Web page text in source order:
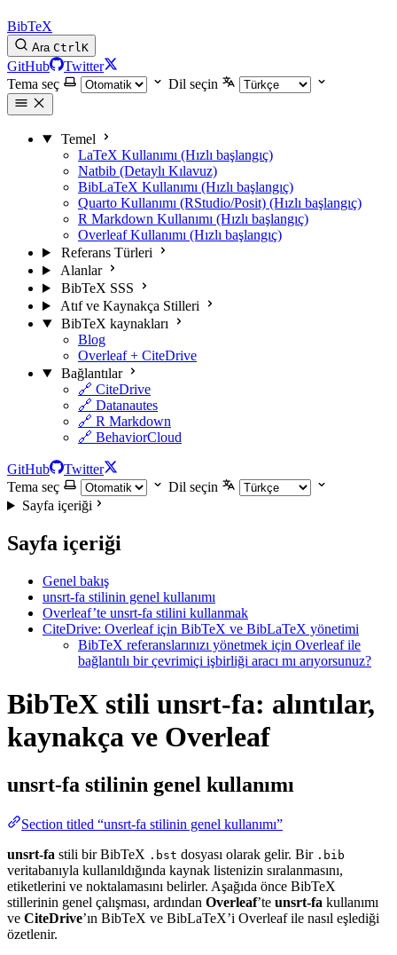
BibTeX
Ara CtrlK
GitHub
Twitter
Tema seç
Dil seçin
Temel
LaTeX Kullanımı (Hızlı başlangıç)
Natbib (Detaylı Kılavuz)
BibLaTeX Kullanımı (Hızlı başlangıç)
Quarto Kullanımı (RStudio/Posit) (Hızlı başlangıç)
R Markdown Kullanımı (Hızlı başlangıç)
Overleaf Kullanımı (Hızlı başlangıç)
Referans Türleri
Alanlar
BibTeX SSS
Atıf ve Kaynakça Stilleri
BibTeX kaynakları
Blog
Overleaf + CiteDrive
Bağlantılar
🔗 CiteDrive
🔗 Datanautes
🔗 R Markdown
🔗 BehaviorCloud
GitHub
Twitter
Tema seç
Dil seçin
Sayfa içeriği
Sayfa içeriği
Genel bakış
unsrt-fa stilinin genel kullanımı
Overleaf’te unsrt-fa stilini kullanmak
CiteDrive: Overleaf için BibTeX ve BibLaTeX yönetimi
BibTeX referanslarınızı yönetmek için Overleaf ile
bağlantılı bir çevrimiçi işbirliği aracı mı arıyorsunuz?
BibTeX stili unsrt-fa: alıntılar,
kaynakça ve Overleaf
unsrt-fa stilinin genel kullanımı
Section titled “unsrt-fa stilinin genel kullanımı”
unsrt-fa stili bir BibTeX .bst dosyası olarak gelir. Bir .bib
veritabanıyla kullanıldığında kaynak listenizin sıralanmasını,
etiketlerini ve noktalamasını belirler. Aşağıda önce BibTeX
stillerinin genel çalışması, ardından Overleaf’te unsrt-fa kullanımı
ve CiteDrive’ın BibTeX ve BibLaTeX’i Overleaf ile nasıl eşlediği
özetlenir.